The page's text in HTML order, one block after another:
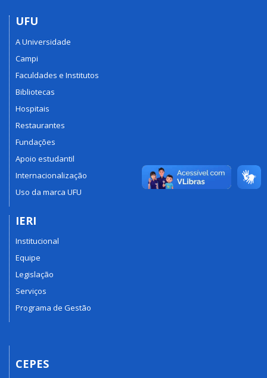
UFU
A Universidade
Campi
Faculdades e Institutos
Bibliotecas
Hospitais
Restaurantes
Fundações
Apoio estudantil
Internacionalização
Uso da marca UFU
IERI
Institucional
Equipe
Legislação
Serviços
Programa de Gestão
CEPES